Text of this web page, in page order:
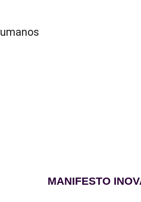
MANIFESTO